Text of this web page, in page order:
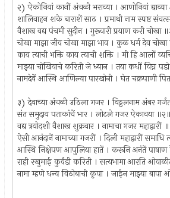
२) ऐकोनियां कानीं अंचळी भराव्या । आणोनियां
शालिवाहन शके बाराशें साठ । प्रमाथी नाम स्पष्ट
वैशाख वद्य पंचमी सुदीन । गुरूवारी प्रयाण करी चोखा
चोखा माझा जीव चोखा माझा भाव । कुळ धर्म देव
काय त्याची भक्ति काय त्याची शक्ति । मी हि आलों
माझ्या चोखियाचे करिती जे ध्यान । तया कधीं विघ्न
नामदेवें आस्थि आणिल्या पारखोनी । घेत चक्रपाणी
३) देवाच्या अंचळी उठिला गजर । विठ्ठलनाम अंबर
संत समुदाय पताकांचें भार । लोटले गजर ऐकावया ॥२॥
वद्य त्रयोदशी वैशाख शुक्रवार । नामाचा गजर महाद्वारीं
ऐसी आनंदानें नामाच्या गजरीं । दिली महाद्वारीं समाधि
आस्थि निक्षेपण आपुलिया हातें । करूनि अनंतें पाषाण
राही रखुमाई कुर्वंडी करिती । सत्यभामा आरति
नामा म्हणे धन्य विठोबाची कृपा । जाईन माझ्या